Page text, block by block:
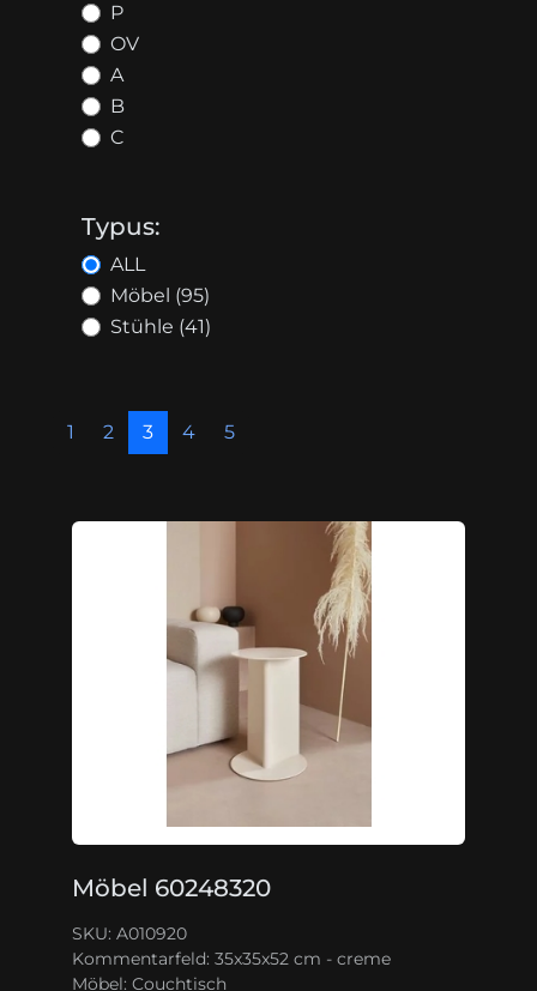
P
OV
A
B
C
Typus:
ALL
Möbel (95)
Stühle (41)
1 2 3 4 5
Möbel 60248320
SKU: A010920
Kommentarfeld: 35x35x52 cm - creme
Möbel: Couchtisch